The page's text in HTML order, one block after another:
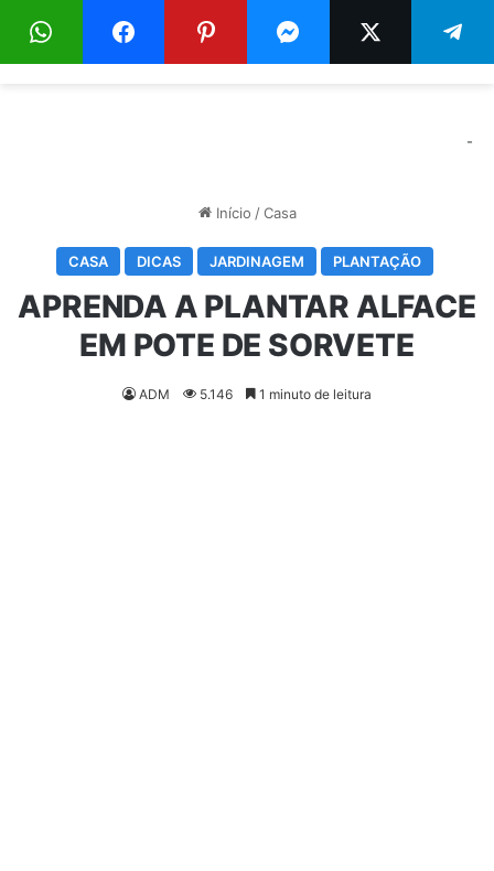
Menu
-
Início / Casa
CASA DICAS JARDINAGEM PLANTAÇÃO
APRENDA A PLANTAR ALFACE
EM POTE DE SORVETE
ADM 5.146 1 minuto de leitura